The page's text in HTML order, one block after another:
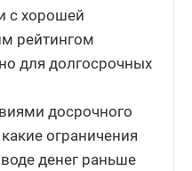
с хорошей
рейтингом
для долгосрочных
досрочного
ограничения
денег раньше